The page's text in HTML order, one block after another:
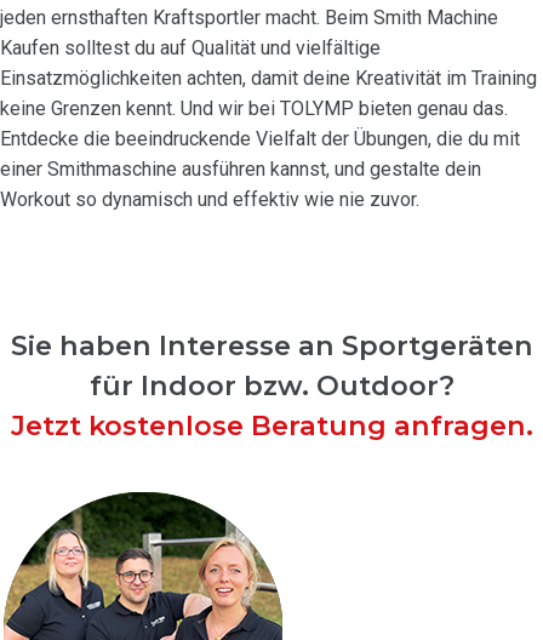
jeden ernsthaften Kraftsportler macht. Beim Smith Machine
Kaufen solltest du auf Qualität und vielfältige
Einsatzmöglichkeiten achten, damit deine Kreativität im Training
keine Grenzen kennt. Und wir bei TOLYMP bieten genau das.
Entdecke die beeindruckende Vielfalt der Übungen, die du mit
einer Smithmaschine ausführen kannst, und gestalte dein
Workout so dynamisch und effektiv wie nie zuvor.
Sie haben Interesse an Sportgeräten
für Indoor bzw. Outdoor?
Jetzt kostenlose Beratung anfragen.